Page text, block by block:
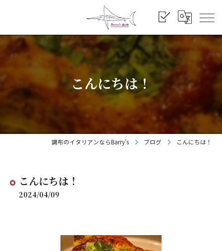
こんにちは！
調布のイタリアンならBarry's ブログ こんにちは！
こんにちは！
2024/04/09